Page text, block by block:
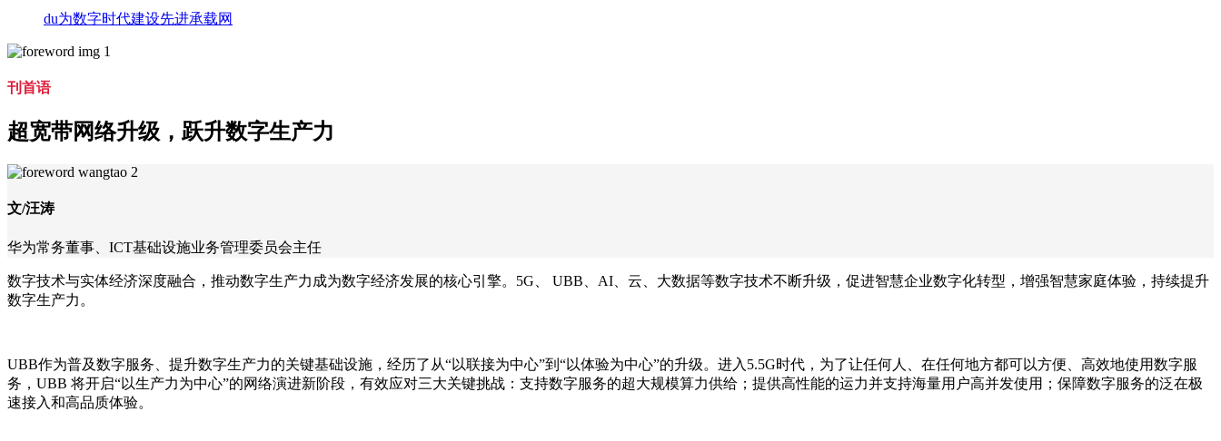
du为数字时代建设先进承载网
刊首语
超宽带网络升级，跃升数字生产力
文/汪涛
华为常务董事、ICT基础设施业务管理委员会主任
数字技术与实体经济深度融合，推动数字生产力成为数字经济发展的核心引擎。5G、 UBB、AI、云、大数据等数字技术不断升级，促进智慧企业数字化转型，增强智慧家庭体验，持续提升
数字生产力。
UBB作为普及数字服务、提升数字生产力的关键基础设施，经历了从“以联接为中心”到“以体验为中心”的升级。进入5.5G时代，为了让任何人、在任何地方都可以方便、高效地使用数字服
务，UBB 将开启“以生产力为中心”的网络演进新阶段，有效应对三大关键挑战：支持数字服务的超大规模算力供给；提供高性能的运力并支持海量用户高并发使用；保障数字服务的泛在极
速接入和高品质体验。